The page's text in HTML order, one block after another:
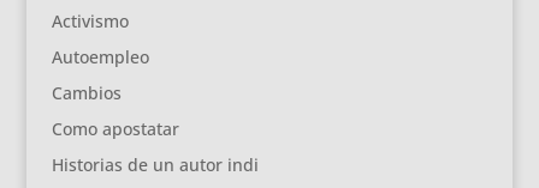
Activismo
Autoempleo
Cambios
Como apostatar
Historias de un autor indi